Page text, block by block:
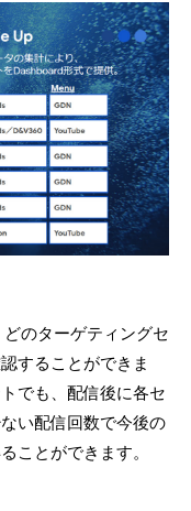
のターゲティングセ
することができま
でも、配信後に各セ
い配信回数で今後の
ことができます。